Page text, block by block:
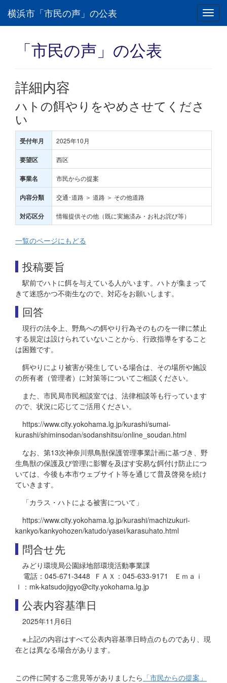
横浜市「市民の声」の公表
「市民の声」の公表
詳細内容
ハトの餌やりをやめさせてくださ
い
受付年月 2025年10月
要望区 西区
事業名 市民からの提案
内容分類 交通･道路 ＞ 道路 ＞ その他道路
対応区分 情報提供その他（既に実施済み・お礼お詫び等）
一覧のページにもどる
投稿要旨
駅前でハトに餌を与えている人がいます。ハトが集まって
きて迷惑かつ不衛生なので、対応をお願いします。
回答
現行の法令上、野鳥への餌やり行為そのものを一律に禁止
する規定は設けられていないことから、行政指導をすること
は困難です。
餌やりにより被害が発生している場合は、その場所や施設
の所有者（管理者）に対策等についてご相談ください。
また、市民局市民相談室では、法律相談等も行っています
ので、状況に応じてご活用ください。
https://www.city.yokohama.lg.jp/kurashi/sumai-
kurashi/shiminsodan/sodanshitsu/online_soudan.html
なお、第13次神奈川県鳥獣保護管理事業計画に基づき、野
生鳥獣の保護及び管理に影響を及ぼす安易な餌付け防止につ
いては、今後も本市ウェブサイト等を通じて普及啓発を続け
ていきます。
「カラス・ハトによる被害について」
https://www.city.yokohama.lg.jp/kurashi/machizukuri-
kankyo/kankyohozen/katudo/yasei/karasuhato.html
問合せ先
みどり環境局公園緑地部環境活動事業課
電話：045-671-3448 ＦＡＸ：045-633-9171 Ｅｍａｉ
ｌ：mk-katsudojigyo@city.yokohama.lg.jp
公表内容基準日
2025年11月6日
※上記の内容はすべて公表内容基準日時点のものであり、現
在とは異なる場合があります。
この件に関するご意見等がありましたら 「市民からの提案」